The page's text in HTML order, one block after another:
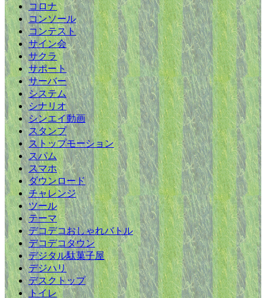
コロナ
コンソール
コンテスト
サイン会
サクラ
サポート
サーバー
システム
シナリオ
シンエイ動画
スタンプ
ストップモーション
スパム
スマホ
ダウンロード
チャレンジ
ツール
テーマ
デコデコおしゃれバトル
デコデコタウン
デジタル駄菓子屋
デジハリ
デスクトップ
トイレ